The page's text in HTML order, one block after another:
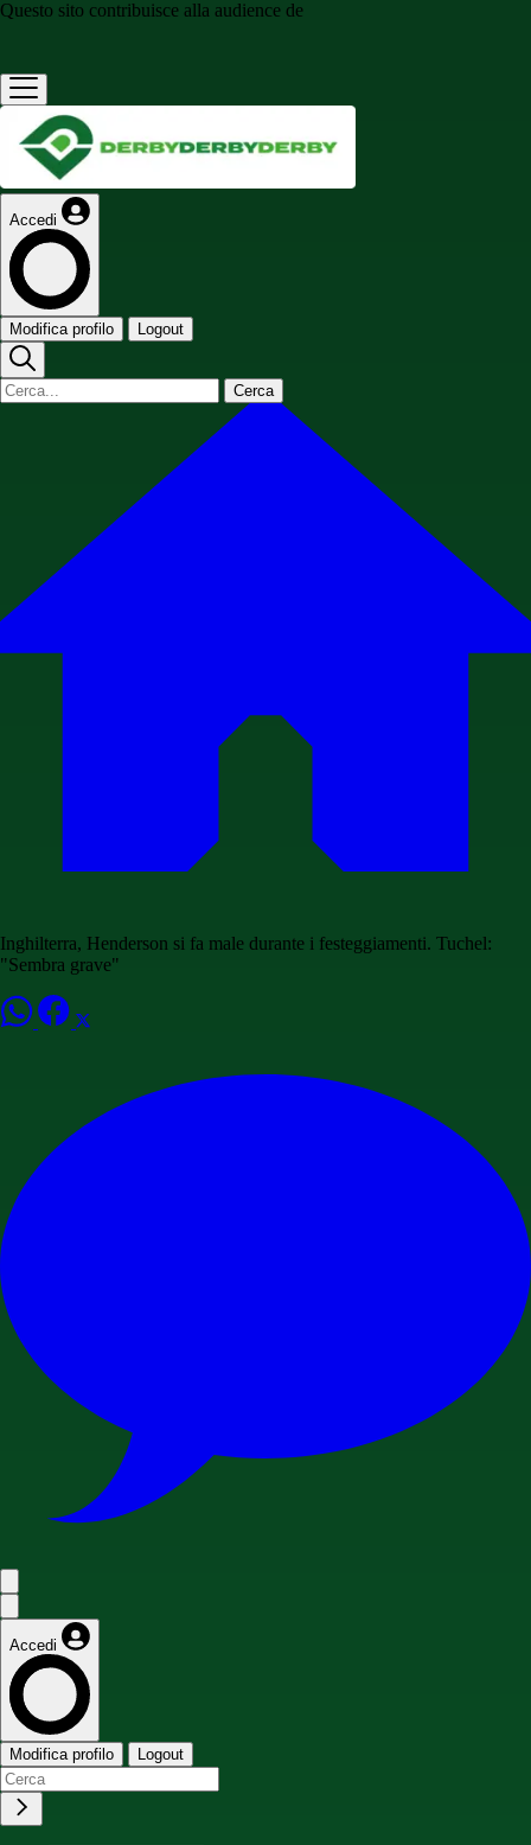
Questo sito contribuisce alla audience de
Accedi
Modifica profilo Logout
Cerca
Inghilterra, Henderson si fa male durante i festeggiamenti. Tuchel:
"Sembra grave"
Accedi
Modifica profilo Logout